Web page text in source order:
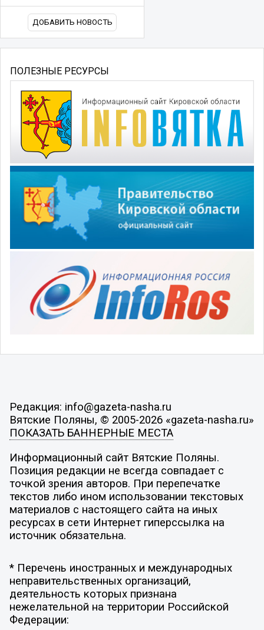
ДОБАВИТЬ НОВОСТЬ
ПОЛЕЗНЫЕ РЕСУРСЫ
Редакция: info@gazeta-nasha.ru
Вятские Поляны, © 2005-2026 «gazeta-nasha.ru»
ПОКАЗАТЬ БАННЕРНЫЕ МЕСТА
Информационный сайт Вятские Поляны.
Позиция редакции не всегда совпадает с
точкой зрения авторов. При перепечатке
текстов либо ином использовании текстовых
материалов с настоящего сайта на иных
ресурсах в сети Интернет гиперссылка на
источник обязательна.
* Перечень иностранных и международных
неправительственных организаций,
деятельность которых признана
нежелательной на территории Российской
Федерации: